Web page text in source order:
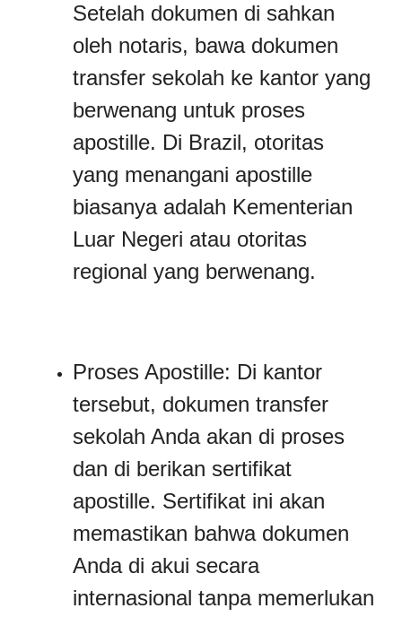
Setelah dokumen di sahkan
oleh notaris, bawa dokumen
transfer sekolah ke kantor yang
berwenang untuk proses
apostille. Di Brazil, otoritas
yang menangani apostille
biasanya adalah Kementerian
Luar Negeri atau otoritas
regional yang berwenang.
Proses Apostille: Di kantor
tersebut, dokumen transfer
sekolah Anda akan di proses
dan di berikan sertifikat
apostille. Sertifikat ini akan
memastikan bahwa dokumen
Anda di akui secara
internasional tanpa memerlukan